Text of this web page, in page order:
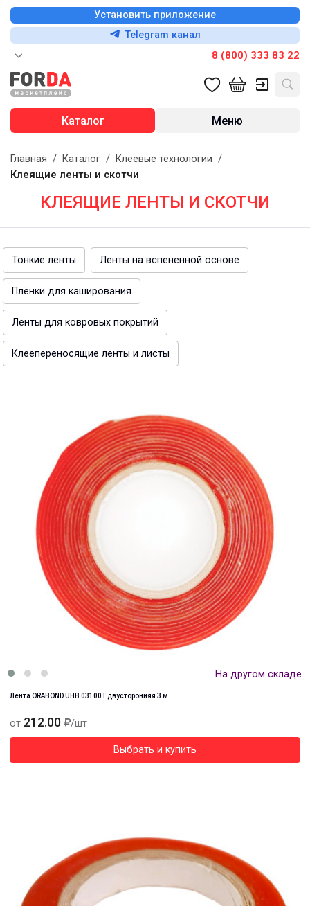
Установить приложение
Telegram канал
8 (800) 333 83 22
Каталог Меню
Главная / Каталог / Клеевые технологии /
Клеящие ленты и скотчи
КЛЕЯЩИЕ ЛЕНТЫ И СКОТЧИ
Тонкие ленты Ленты на вспененной основе
Плёнки для каширования
Ленты для ковровых покрытий
Клеепереносящие ленты и листы
На другом складе
Лента ORABOND UHB 03100Т двусторонняя 3 м
от 212.00 /шт
Выбрать и купить